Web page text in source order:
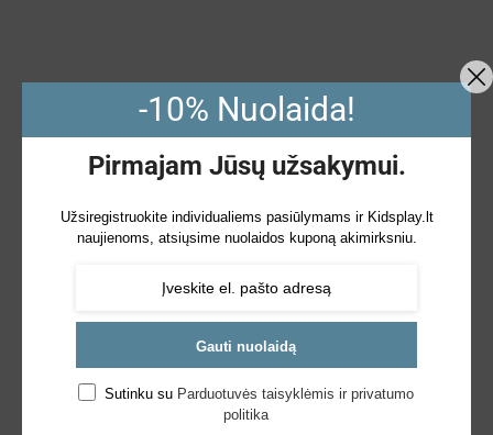
-10% Nuolaida!
Pirmajam Jūsų užsakymui.
Užsiregistruokite individualiems pasiūlymams ir Kidsplay.lt
naujienoms, atsiųsime nuolaidos kuponą akimirksniu.
Gauti nuolaidą
Sutinku su Parduotuvės taisyklėmis ir privatumo
politika